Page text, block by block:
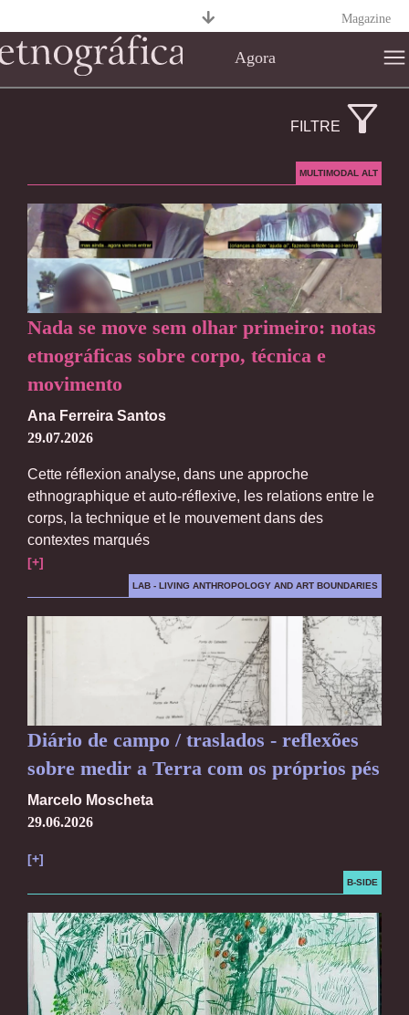
Agora
FILTRE
MULTIMODAL ALT
Nada se move sem olhar primeiro: notas
etnográficas sobre corpo, técnica e
movimento
Ana Ferreira Santos
29.07.2026
Cette réflexion analyse, dans une approche
ethnographique et auto-réflexive, les relations entre le
corps, la technique et le mouvement dans des
contextes marqués
[+]
LAB - LIVING ANTHROPOLOGY AND ART BOUNDARIES
Diário de campo / traslados - reflexões
sobre medir a Terra com os próprios pés
Marcelo Moscheta
29.06.2026
[+]
B-SIDE
Magazine